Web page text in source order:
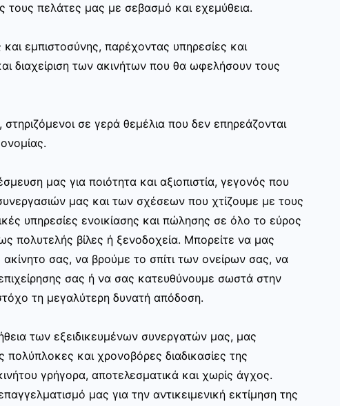
τους πελάτες μας με σεβασμό και εχεμύθεια.
εμπιστοσύνης, παρέχοντας υπηρεσίες και
διαχείριση των ακινήτων που θα ωφελήσουν τους
σε γερά θεμέλια που δεν επηρεάζονται
μας για ποιότητα και αξιοπιστία, γεγονός που
μας και των σχέσεων που χτίζουμε με τους
υπηρεσίες ενοικίασης και πώλησης σε όλο το εύρος
πολυτελής βίλες ή ξενοδοχεία. Μπορείτε να μας
ακίνητο σας, να βρούμε το σπίτι των ονείρων σας, να
σας ή να σας κατευθύνουμε σωστά στην
τη μεγαλύτερη δυνατή απόδοση.
των εξειδικευμένων συνεργατών μας, μας
και χρονοβόρες διαδικασίες της
γρήγορα, αποτελεσματικά και χωρίς άγχος.
μας για την αντικειμενική εκτίμηση της